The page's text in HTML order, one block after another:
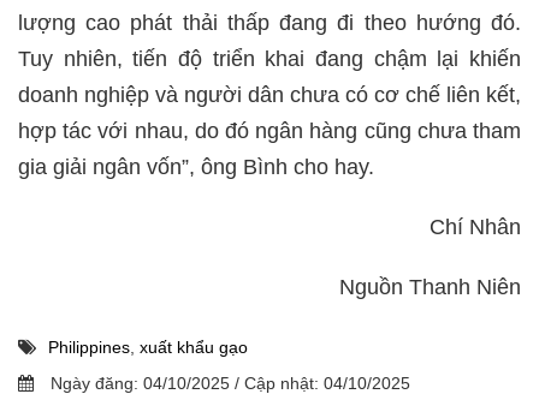
lượng cao phát thải thấp đang đi theo hướng đó.
Tuy nhiên, tiến độ triển khai đang chậm lại khiến
doanh nghiệp và người dân chưa có cơ chế liên kết,
hợp tác với nhau, do đó ngân hàng cũng chưa tham
gia giải ngân vốn”, ông Bình cho hay.
Chí Nhân
Nguồn Thanh Niên
Philippines xuất khẩu gạo
Ngày đăng: 04/10/2025 / Cập nhật: 04/10/2025